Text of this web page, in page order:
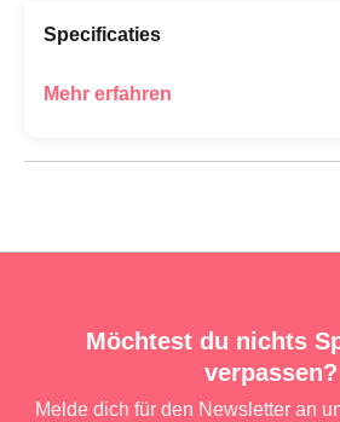
Specificaties
Mehr erfahren
Möchtest du nichts
verpassen?
Melde dich für den Newsletter an